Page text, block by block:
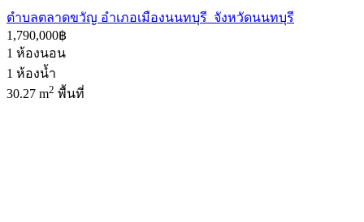
ตำบลตลาดขวัญ อำเภอเมืองนนทบุรี จังหวัดนนทบุรี
1,790,000฿
1 ห้องนอน
1 ห้องน้ำ
30.27 m2 พื้นที่